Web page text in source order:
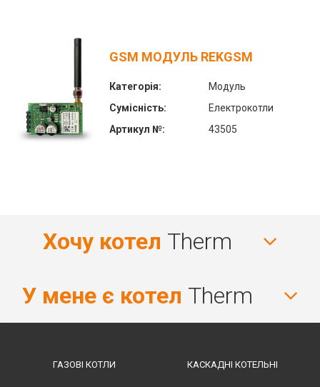
GSM МОДУЛЬ REKGSM
Категорія:
Модуль
Сумісність:
Електрокотли
Артикул №:
43505
Хочу котел Therm
У мене є котел Therm
ГАЗОВІ КОТЛИ КАСКАДНІ КОТЕЛЬНІ